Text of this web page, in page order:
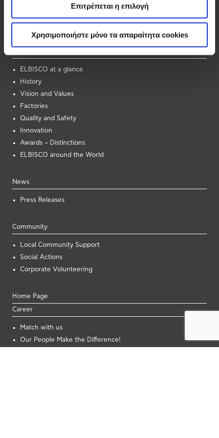
Επιτρέπεται η επιλογή
Χρησιμοποιήστε μόνο τα απαραίτητα cookies
Forma
ELBISCO at a glance
History
Vision and Values
Factories
Quality and Safety
Innovation
Awards – Distinctions
ELBISCO around the World
News
Press Releases
Community
Local Community Support
Social Actions
Corporate Volunteering
Home Page
Career
Μatch with us
Our People Make the Difference!